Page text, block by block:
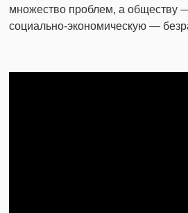
множество проблем, а обществу
социально-экономическую —